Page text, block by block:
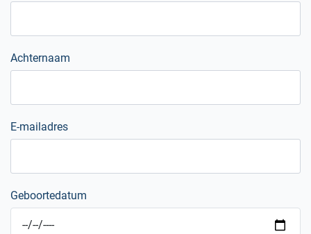
Achternaam
E-mailadres
Geboortedatum